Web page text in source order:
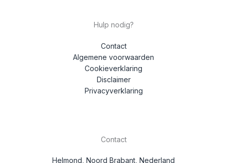
Hulp nodig?
Contact
Algemene voorwaarden
Cookieverklaring
Disclaimer
Privacyverklaring
Contact
Helmond, Noord Brabant, Nederland